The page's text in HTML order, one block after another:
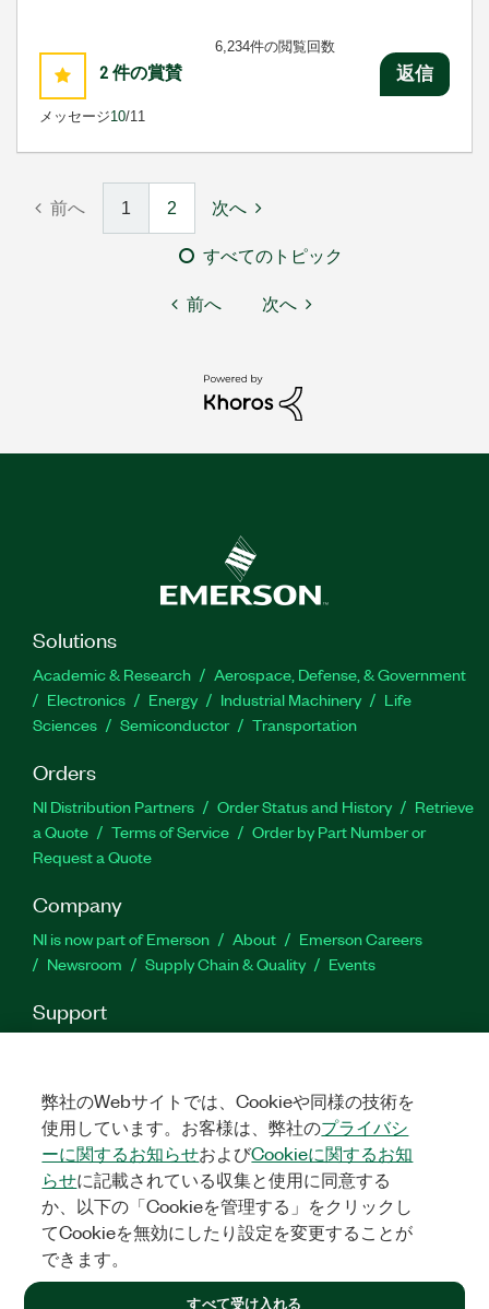
2 件の賞賛
メッセージ10/11
6,234件の閲覧回数
返信
前へ 1 2 次へ
すべてのトピック
前へ 次へ
Solutions
Academic & Research
Aerospace, Defense, & Government
Electronics
Energy Industrial Machinery
Life
Sciences
Semiconductor Transportation
Orders
NI Distribution Partners Order Status and History
Retrieve
a Quote
Terms of Service
Order by Part Number or
Request a Quote
Company
NI is now part of Emerson About
Emerson Careers
Newsroom
Supply Chain & Quality Events
Support
Feedback
Facebook
TwitterLinkedIn
©2026 NATIONAL INSTRUMENTS CORP. ALL RIGHTS RESERVED.
+1 877 388 1952
弊社のWebサイトでは、Cookieや同様の技術を
使用しています。お客様は、弊社のプライバシ
ーに関するお知らせおよびCookieに関するお知
らせに記載されている収集と使用に同意する
か、以下の「Cookieを管理する」をクリックし
てCookieを無効にしたり設定を変更することが
できます。
すべて受け入れる